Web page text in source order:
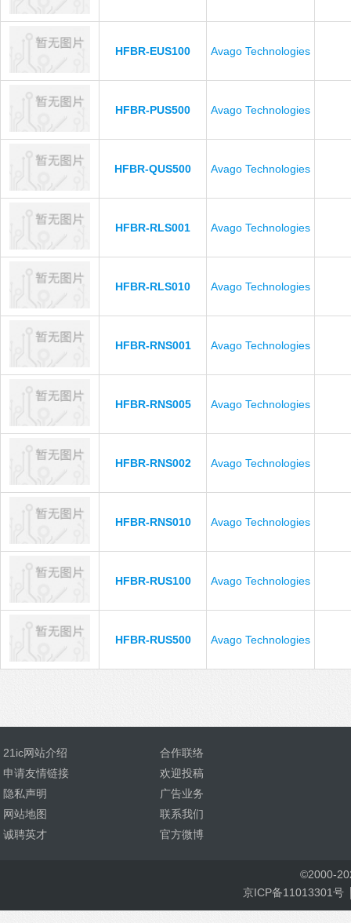
HFBR-EUS100 Avago Technologies
HFBR-PUS500 Avago Technologies
HFBR-QUS500 Avago Technologies
HFBR-RLS001 Avago Technologies
HFBR-RLS010 Avago Technologies
HFBR-RNS001 Avago Technologies
HFBR-RNS005 Avago Technologies
HFBR-RNS002 Avago Technologies
HFBR-RNS010 Avago Technologies
HFBR-RUS100 Avago Technologies
HFBR-RUS500 Avago Technologies
21ic网站介绍
合作联络
申请友情链接
欢迎投稿
隐私声明
广告业务
网站地图
联系我们
诚聘英才
官方微博
©2000-
京ICP备11013301号